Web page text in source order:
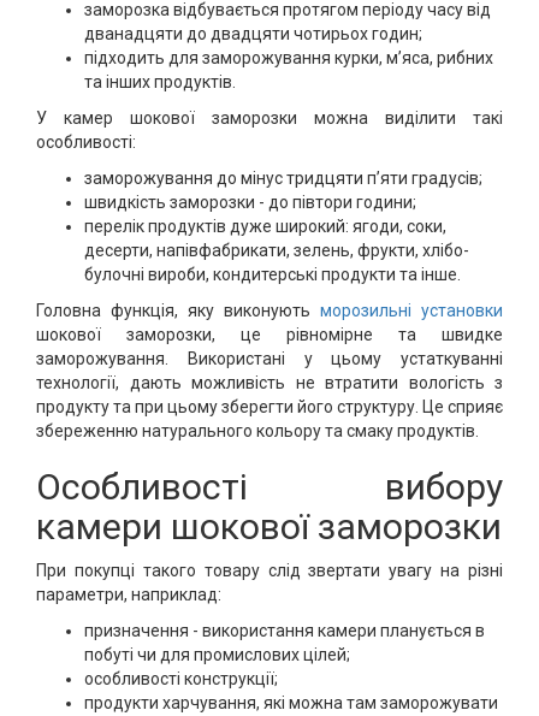
заморозка відбувається протягом періоду часу від
дванадцяти до двадцяти чотирьох годин;
підходить для заморожування курки, м’яса, рибних
та інших продуктів.
У камер шокової заморозки можна виділити такі
особливості:
заморожування до мінус тридцяти п’яти градусів;
швидкість заморозки - до півтори години;
перелік продуктів дуже широкий: ягоди, соки,
десерти, напівфабрикати, зелень, фрукти, хлібо-
булочні вироби, кондитерські продукти та інше.
Головна функція, яку виконують морозильні установки
шокової заморозки, це рівномірне та швидке
заморожування. Використані у цьому устаткуванні
технології, дають можливість не втратити вологість з
продукту та при цьому зберегти його структуру. Це сприяє
збереженню натурального кольору та смаку продуктів.
Особливості вибору
камери шокової заморозки
При покупці такого товару слід звертати увагу на різні
параметри, наприклад:
призначення - використання камери планується в
побуті чи для промислових цілей;
особливості конструкції;
продукти харчування, які можна там заморожувати